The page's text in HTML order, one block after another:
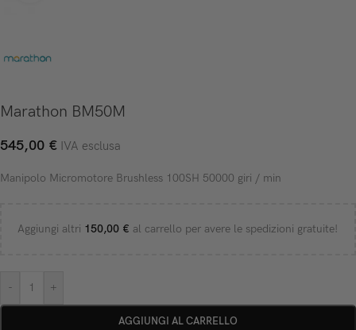
Marathon BM50M
545,00 € IVA esclusa
Manipolo Micromotore Brushless 100SH 50000 giri / min
Aggiungi altri 150,00 € al carrello per avere le spedizioni gratuite!
- +
AGGIUNGI AL CARRELLO